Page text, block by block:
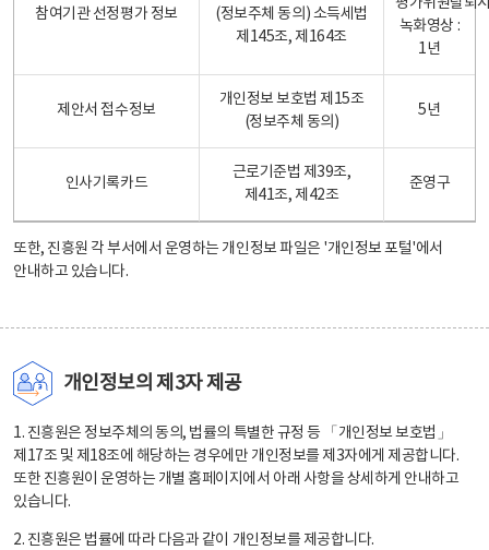
참여기관 선정평가 정보
(정보주체 동의) 소득세법
제145조, 제164조
녹화영상 :
1년
제안서 접수정보
개인정보 보호법 제15조
(정보주체 동의)
5년
인사기록카드
근로기준법 제39조,
제41조, 제42조
준영구
또한, 진흥원 각 부서에서 운영하는 개인정보 파일은 '개인정보 포털'에서
안내하고 있습니다.
개인정보의 제3자 제공
1. 진흥원은 정보주체의 동의, 법률의 특별한 규정 등 「개인정보 보호법」
제17조 및 제18조에 해당하는 경우에만 개인정보를 제3자에게 제공합니다.
또한 진흥원이 운영하는 개별 홈페이지에서 아래 사항을 상세하게 안내하고
있습니다.
2. 진흥원은 법률에 따라 다음과 같이 개인정보를 제공합니다.